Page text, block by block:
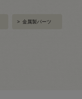
> 金属製パーツ